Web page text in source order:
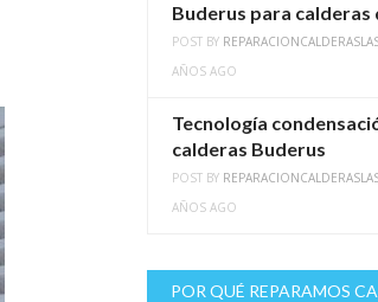
Buderus para calderas
POST BY
AÑOS AGO
Tecnología
calderas Buderus
POST BY
AÑOS AGO
POR QUÉ REPARAMOS